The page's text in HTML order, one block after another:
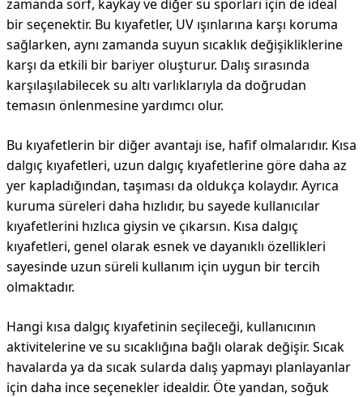
zamanda sörf, kaykay ve diğer su sporları için de ideal
bir seçenektir. Bu kıyafetler, UV ışınlarına karşı koruma
sağlarken, aynı zamanda suyun sıcaklık değişikliklerine
karşı da etkili bir bariyer oluşturur. Dalış sırasında
karşılaşılabilecek su altı varlıklarıyla da doğrudan
temasın önlenmesine yardımcı olur.
Bu kıyafetlerin bir diğer avantajı ise, hafif olmalarıdır. Kısa
dalgıç kıyafetleri, uzun dalgıç kıyafetlerine göre daha az
yer kapladığından, taşıması da oldukça kolaydır. Ayrıca
kuruma süreleri daha hızlıdır, bu sayede kullanıcılar
kıyafetlerini hızlıca giysin ve çıkarsın. Kısa dalgıç
kıyafetleri, genel olarak esnek ve dayanıklı özellikleri
sayesinde uzun süreli kullanım için uygun bir tercih
olmaktadır.
Hangi kısa dalgıç kıyafetinin seçileceği, kullanıcının
aktivitelerine ve su sıcaklığına bağlı olarak değişir. Sıcak
havalarda ya da sıcak sularda dalış yapmayı planlayanlar
için daha ince seçenekler idealdir. Öte yandan, soğuk